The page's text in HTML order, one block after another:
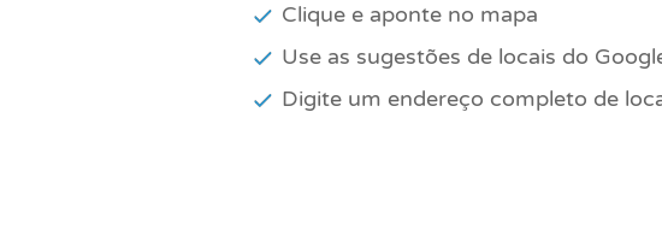
Clique e aponte no mapa
Use as sugestões de locais do
Digite um endereço completo de